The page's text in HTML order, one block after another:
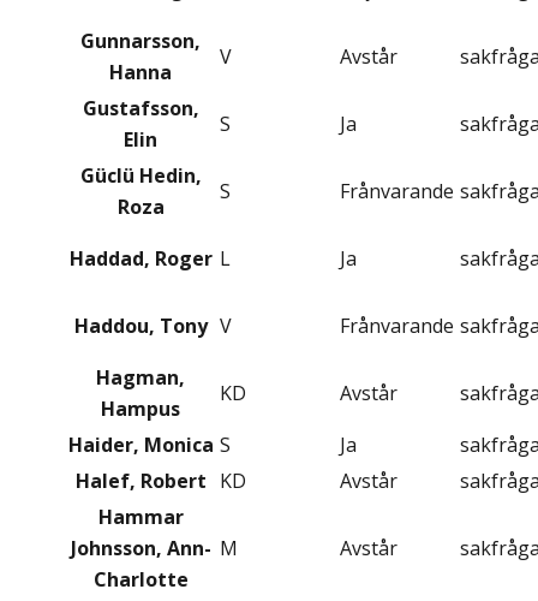
Gunnarsson,
Hanna
V Avstår
Gustafsson,
Elin
S Ja
Güclü Hedin,
Roza
S Frånvarande
Haddad, Roger L Ja
Haddou, Tony V Frånvarande
Hagman,
Hampus
KD Avstår
Haider, Monica S Ja
Halef, Robert KD Avstår
Hammar
Johnsson, Ann-
Charlotte
M Avstår